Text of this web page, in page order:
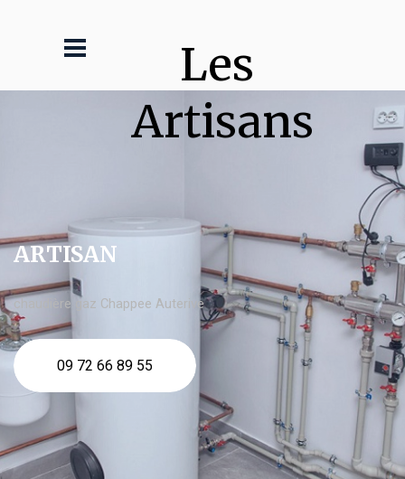
Les
Artisans
ARTISAN
chaudière gaz Chappee Auterive
09 72 66 89 55